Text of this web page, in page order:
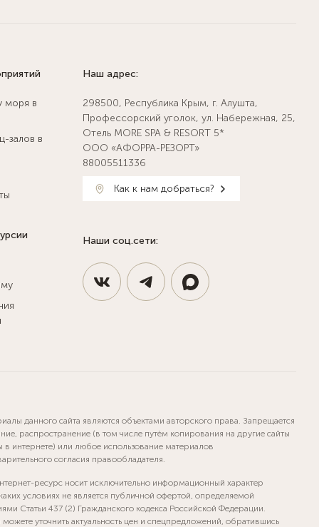
Наш адрес:
298500, Республика Крым, г. Алушта,
Профессорский уголок, ул. Набережная, 25,
Отель MORE SPA & RESORT 5*
ООО «АФОРРА-РЕЗОРТ»
88005511336
Как к нам добраться?
Наши соц.сети:
моря в
залов в
данного сайта являются объектами авторского права. Запрещается
распространение (в том числе путём копирования на другие сайты
в интернете) или любое использование материалов
согласия правообладателя.
ресурс носит исключительно информационный характер
условиях не является публичной офертой, определяемой
Статьи 437 (2) Гражданского кодекса Российской Федерации.
можете уточнить актуальность цен и спецпредложений, обратившись